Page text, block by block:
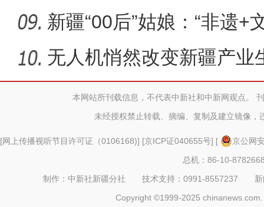
下马崖的幸福
新疆“00后”姑娘：“非遗+
无人机悄然改变新疆产业
本网站所刊载信息，不代表中新社和中新网观点。
未经授权禁止转载、摘编、复制及建立镜像，
[网上传播视听节目许可证（0106168)] [京ICP证040655号] [
京公网
总机：86-10-
制作：中新社新疆分社 技术支持：0991-8557237
Copyright ©1999-2025